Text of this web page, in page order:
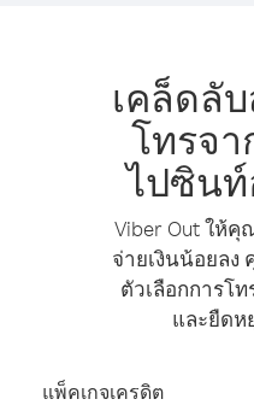
เคล็ดลั
โทรจ
ไปซิน
Viber Out ให้
จ่ายเงินน้อยลง
ตัวเลือกการโ
และยืดห
แพ็คเกจเครดิต